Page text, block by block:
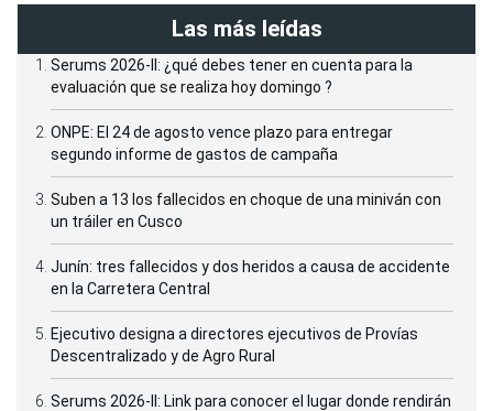
Las más leídas
Serums 2026-II: ¿qué debes tener en cuenta para la
evaluación que se realiza hoy domingo ?
ONPE: El 24 de agosto vence plazo para entregar
segundo informe de gastos de campaña
Suben a 13 los fallecidos en choque de una miniván con
un tráiler en Cusco
Junín: tres fallecidos y dos heridos a causa de accidente
en la Carretera Central
Ejecutivo designa a directores ejecutivos de Provías
Descentralizado y de Agro Rural
Serums 2026-II: Link para conocer el lugar donde rendirán